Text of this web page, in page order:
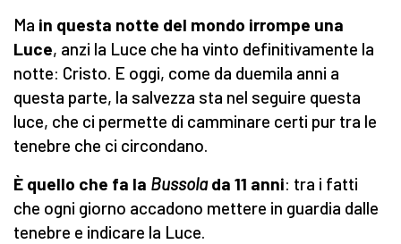
Ma in questa notte del mondo irrompe una
Luce, anzi la Luce che ha vinto definitivamente la
notte: Cristo. E oggi, come da duemila anni a
questa parte, la salvezza sta nel seguire questa
luce, che ci permette di camminare certi pur tra le
tenebre che ci circondano.
È quello che fa la Bussolada 11 anni: tra i fatti
che ogni giorno accadono mettere in guardia dalle
tenebre e indicare la Luce.